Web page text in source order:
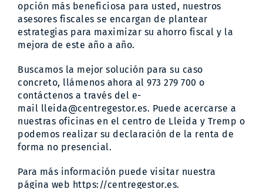
opción más beneficiosa para usted, nuestros
asesores fiscales se encargan de plantear
estrategias para maximizar su ahorro fiscal y la
mejora de este año a año.
Buscamos la mejor solución para su caso
concreto, llámenos ahora al 973 279 700 o
contáctenos a través del e-
mail lleida@centregestor.es. Puede acercarse a
nuestras oficinas en el centro de Lleida y Tremp o
podemos realizar su declaración de la renta de
forma no presencial.
Para más información puede visitar nuestra
página web https://centregestor.es.